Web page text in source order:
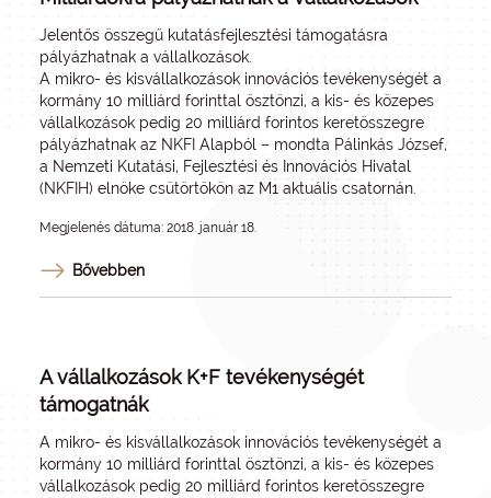
Jelentős összegű kutatásfejlesztési támogatásra
pályázhatnak a vállalkozások.
A mikro- és kisvállalkozások innovációs tevékenységét a
kormány 10 milliárd forinttal ösztönzi, a kis- és közepes
vállalkozások pedig 20 milliárd forintos keretösszegre
pályázhatnak az NKFI Alapból – mondta Pálinkás József,
a Nemzeti Kutatási, Fejlesztési és Innovációs Hivatal
(NKFIH) elnöke csütörtökön az M1 aktuális csatornán.
Megjelenés dátuma: 2018. január 18.
Bővebben
A vállalkozások K+F tevékenységét
támogatnák
A mikro- és kisvállalkozások innovációs tevékenységét a
kormány 10 milliárd forinttal ösztönzi, a kis- és közepes
vállalkozások pedig 20 milliárd forintos keretösszegre